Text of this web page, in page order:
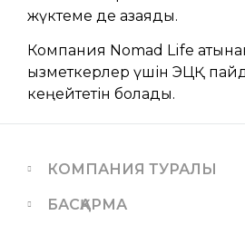
жүктеме де азаяды.
Компания Nomad Life атынан
қызметкерлер үшін ЭЦҚ
кеңейтетін болады.
КОМПАНИЯ ТУРАЛЫ
БАСҚАРМА